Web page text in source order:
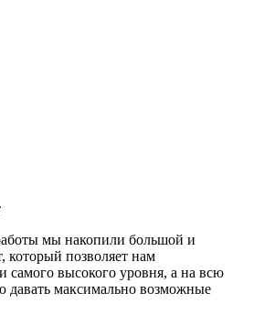
мы накопили большой и
который позволяет нам
самого высокого уровня, а на всю
максимально возможные